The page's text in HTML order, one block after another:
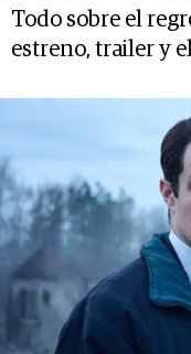
Todo sobre el
estreno, trailer y